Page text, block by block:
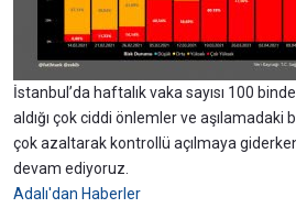
İstanbul’da haftalık vaka sayısı 100
aldığı çok ciddi önlemler ve aşılamadaki
çok azaltarak kontrollü açılmaya
devam ediyoruz.
Adalı'dan Haberler